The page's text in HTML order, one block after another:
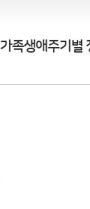
가족생애주기별